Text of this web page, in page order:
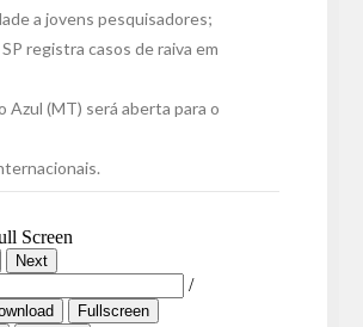
a jovens pesquisadores;
registra casos de raiva em
Azul (MT) será aberta para o